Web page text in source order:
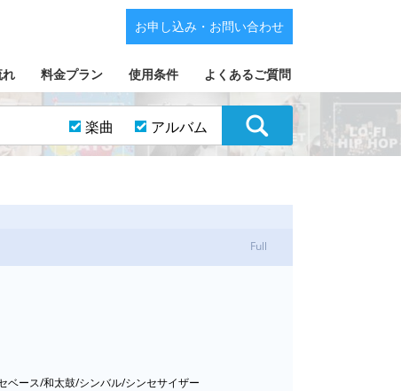
れ 料金プラン 使用条件 よくあるご質問
お申し込み・お問い合わせ
楽曲 アルバム
Full
ベース/和太鼓/シンバル/シンセサイザー